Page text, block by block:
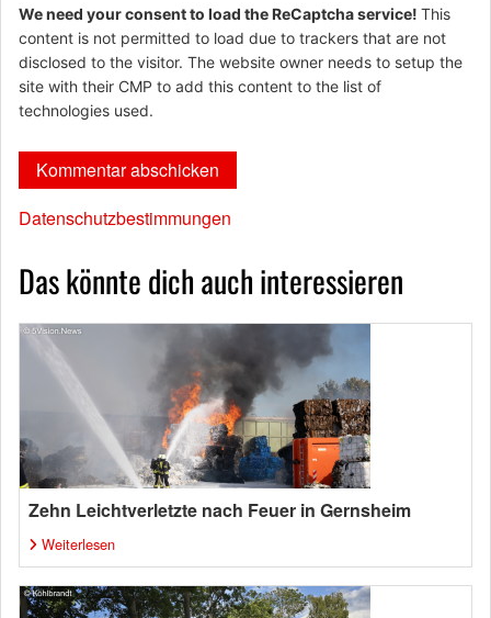
We need your consent to load the ReCaptcha service! This
content is not permitted to load due to trackers that are not
disclosed to the visitor. The website owner needs to setup the
site with their CMP to add this content to the list of
technologies used.
Datenschutzbestimmungen
Das könnte dich auch interessieren
Zehn Leichtverletzte nach Feuer in Gernsheim
Weiterlesen